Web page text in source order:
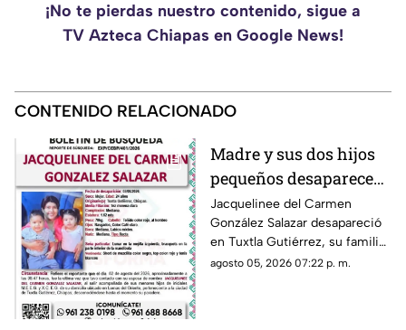
¡No te pierdas nuestro contenido, sigue a
TV Azteca Chiapas en Google News!
CONTENIDO RELACIONADO
Madre y sus dos hijos
pequeños desaparecen
en Tuxtla Gutiérrez ¡Su
esposo levantó una
ficha de busqueda!
Jacquelinee del Carmen
González Salazar desapareció
en Tuxtla Gutiérrez, su familia
lo busca, por lo que han
agosto 05, 2026 07:22 p. m.